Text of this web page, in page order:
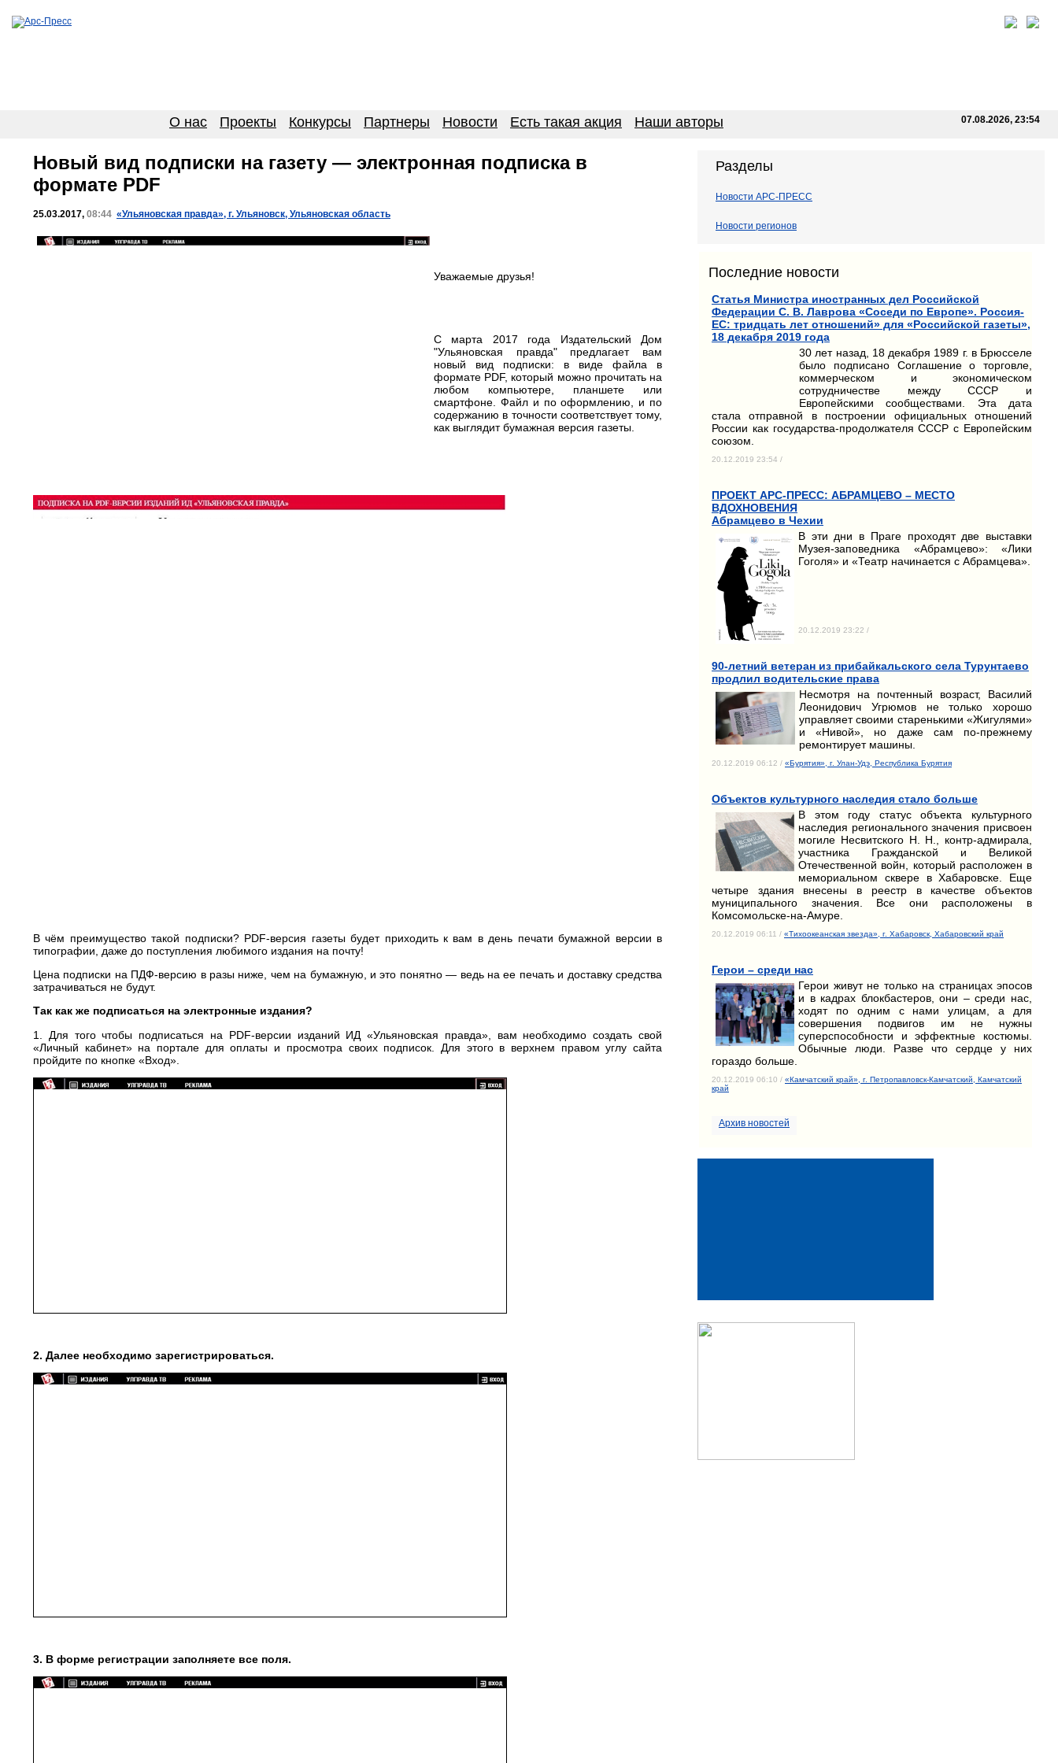
О нас Проекты Конкурсы Партнеры Новости Есть такая акция Наши авторы 07.08.2026, 23:54
Новый вид подписки на газету — электронная подписка в
формате PDF
25.03.2017, 08:44 «Ульяновская правда», г. Ульяновск, Ульяновская область
Уважаемые друзья!
С марта 2017 года Издательский Дом
"Ульяновская правда" предлагает вам
новый вид подписки: в виде файла в
формате PDF, который можно прочитать на
любом компьютере, планшете или
смартфоне. Файл и по оформлению, и по
содержанию в точности соответствует тому,
как выглядит бумажная версия газеты.
В чём преимущество такой подписки? PDF-версия газеты будет приходить к вам в день печати бумажной версии в
типографии, даже до поступления любимого издания на почту!
Цена подписки на ПДФ-версию в разы ниже, чем на бумажную, и это понятно — ведь на ее печать и доставку средства
затрачиваться не будут.
Так как же подписаться на электронные издания?
1. Для того чтобы подписаться на PDF-версии изданий ИД «Ульяновская правда», вам необходимо создать свой
«Личный кабинет» на портале для оплаты и просмотра своих подписок. Для этого в верхнем правом углу сайта
пройдите по кнопке «Вход».
2. Далее необходимо зарегистрироваться.
3. В форме регистрации заполняете все поля.
Разделы
Новости АРС-ПРЕСС
Новости регионов
Последние новости
Статья Министра иностранных дел Российской
Федерации С. В. Лаврова «Соседи по Европе». Россия-
ЕС: тридцать лет отношений» для «Российской газеты»,
18 декабря 2019 года
30 лет назад, 18 декабря 1989 г. в Брюсселе
было подписано Соглашение о торговле,
коммерческом и экономическом
сотрудничестве между СССР и
Европейскими сообществами. Эта дата
стала отправной в построении официальных отношений
России как государства-продолжателя СССР с Европейским
союзом.
20.12.2019 23:54 /
ПРОЕКТ АРС-ПРЕСС: АБРАМЦЕВО – МЕСТО
ВДОХНОВЕНИЯ
Абрамцево в Чехии
В эти дни в Праге проходят две выставки
Музея-заповедника «Абрамцево»: «Лики
Гоголя» и «Театр начинается с Абрамцева».
20.12.2019 23:22 /
90-летний ветеран из прибайкальского села Турунтаево
продлил водительские права
Несмотря на почтенный возраст, Василий
Леонидович Угрюмов не только хорошо
управляет своими старенькими «Жигулями»
и «Нивой», но даже сам по-прежнему
ремонтирует машины.
20.12.2019 06:12 / «Бурятия», г. Улан-Удэ, Республика Бурятия
Объектов культурного наследия стало больше
В этом году статус объекта культурного
наследия регионального значения присвоен
могиле Несвитского Н. Н., контр-адмирала,
участника Гражданской и Великой
Отечественной войн, который расположен в
мемориальном сквере в Хабаровске. Еще
четыре здания внесены в реестр в качестве объектов
муниципального значения. Все они расположены в
Комсомольске-на-Амуре.
20.12.2019 06:11 / «Тихоокеанская звезда», г. Хабаровск, Хабаровский край
Герои – среди нас
Герои живут не только на страницах эпосов
и в кадрах блокбастеров, они – среди нас,
ходят по одним с нами улицам, а для
совершения подвигов им не нужны
суперспособности и эффектные костюмы.
Обычные люди. Разве что сердце у них
гораздо больше.
20.12.2019 06:10 / «Камчатский край», г. Петропавловск-Камчатский, Камчатский
край
Архив новостей